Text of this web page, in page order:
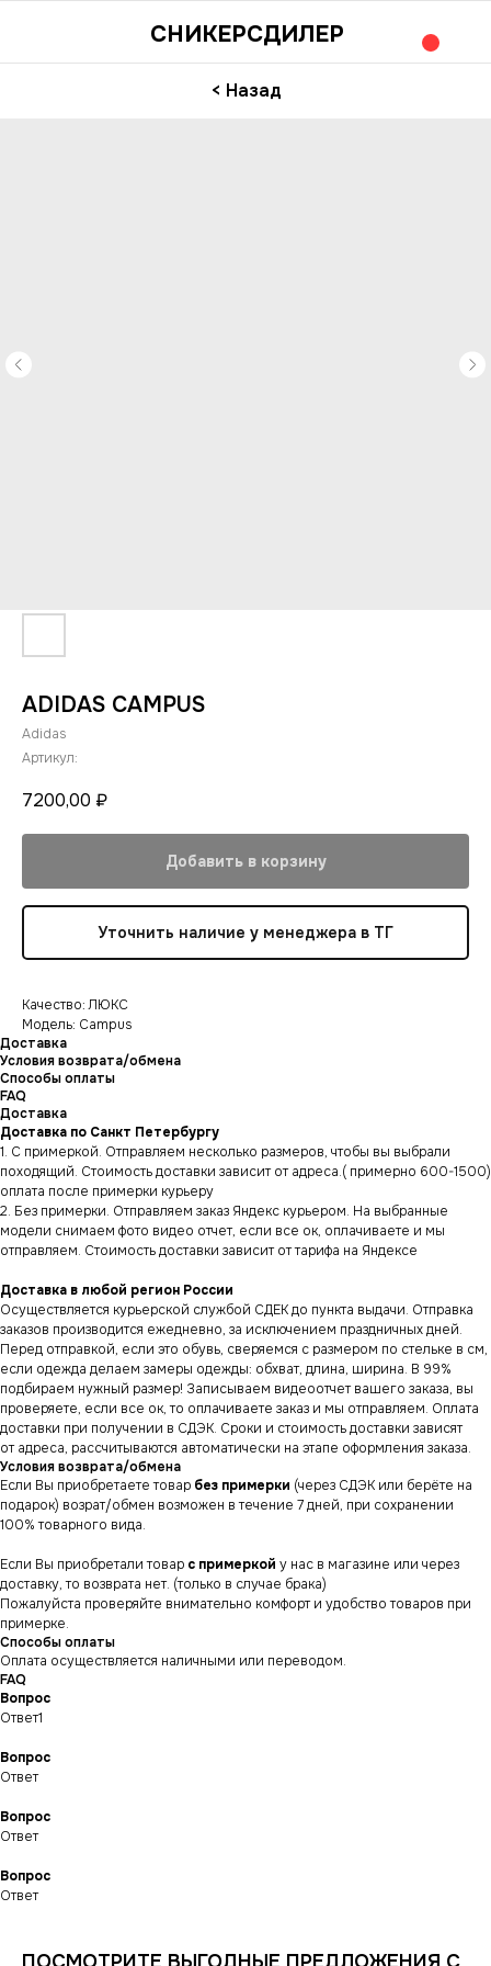
СНИКЕРСДИЛЕР
< Назад
ADIDAS CAMPUS
Adidas
Артикул:
7200,00 ₽
Добавить в корзину
Уточнить наличие у менеджера в ТГ
Качество: ЛЮКС
Модель: Campus
Доставка
Условия возврата/обмена
Способы оплаты
FAQ
Доставка
Доставка по Санкт Петербургу
1. С примеркой. Отправляем несколько размеров, чтобы вы выбрали
походящий. Стоимость доставки зависит от адреса.( примерно 600-1500)
оплата после примерки курьеру
2. Без примерки. Отправляем заказ Яндекс курьером. На выбранные
модели снимаем фото видео отчет, если все ок, оплачиваете и мы
отправляем. Стоимость доставки зависит от тарифа на Яндексе
Доставка в любой регион России
Осуществляется курьерской службой СДЕК до пункта выдачи. Отправка
заказов производится ежедневно, за исключением праздничных дней.
Перед отправкой, если это обувь, сверяемся с размером по стельке в см,
если одежда делаем замеры одежды: обхват, длина, ширина. В 99%
подбираем нужный размер! Записываем видеоотчет вашего заказа, вы
проверяете, если все ок, то оплачиваете заказ и мы отправляем. Оплата
доставки при получении в СДЭК. Сроки и стоимость доставки зависят
от адреса, рассчитываются автоматически на этапе оформления заказа.
Условия возврата/обмена
Если Вы приобретаете товар без примерки (через СДЭК или берёте на
подарок) возрат/обмен возможен в течение 7 дней, при сохранении
100% товарного вида.
Если Вы приобретали товар с примеркой у нас в магазине или через
доставку, то возврата нет. (только в случае брака)
Пожалуйста проверяйте внимательно комфорт и удобство товаров при
примерке.
Способы оплаты
Оплата осуществляется наличными или переводом.
FAQ
Вопрос
Ответ1
Вопрос
Ответ
Вопрос
Ответ
Вопрос
Ответ
СНИКЕРСДИЛЕР
ИНФОРМАЦИЯ